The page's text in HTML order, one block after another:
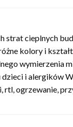
strat cieplnych
kolory i
i alergików
ogrzewanie,